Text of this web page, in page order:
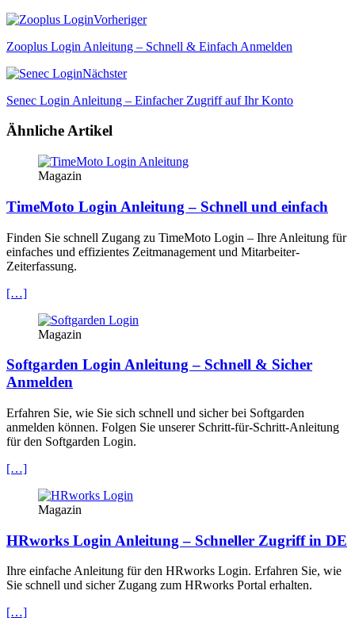
Vorheriger
Zooplus Login Anleitung – Schnell & Einfach Anmelden
Nächster
Senec Login Anleitung – Einfacher Zugriff auf Ihr Konto
Ähnliche Artikel
Magazin
TimeMoto Login Anleitung – Schnell und einfach
Finden Sie schnell Zugang zu TimeMoto Login – Ihre Anleitung für
einfaches und effizientes Zeitmanagement und Mitarbeiter-
Zeiterfassung.
[…]
Magazin
Softgarden Login Anleitung – Schnell & Sicher
Anmelden
Erfahren Sie, wie Sie sich schnell und sicher bei Softgarden
anmelden können. Folgen Sie unserer Schritt-für-Schritt-Anleitung
für den Softgarden Login.
[…]
Magazin
HRworks Login Anleitung – Schneller Zugriff in DE
Ihre einfache Anleitung für den HRworks Login. Erfahren Sie, wie
Sie schnell und sicher Zugang zum HRworks Portal erhalten.
[…]